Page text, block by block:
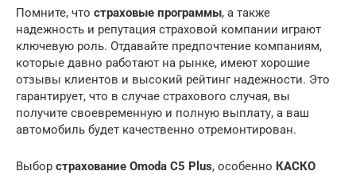
Помните, что страховые программы, а также
надежность и репутация страховой компании играют
ключевую роль. Отдавайте предпочтение компаниям,
которые давно работают на рынке, имеют хорошие
отзывы клиентов и высокий рейтинг надежности. Это
гарантирует, что в случае страхового случая, вы
получите своевременную и полную выплату, а ваш
автомобиль будет качественно отремонтирован.
Выбор страхование Omoda C5 Plus, особенно КАСКО